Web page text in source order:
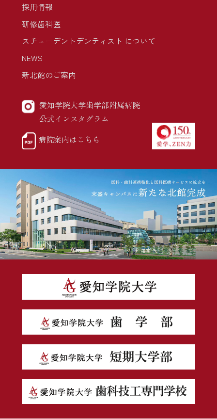
採用情報
研修歯科医
スチューデントデンティスト について
NEWS
新北館のご案内
愛知学院大学歯学部附属病院
公式インスタグラム
病院案内はこちら